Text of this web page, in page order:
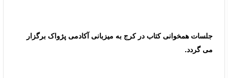
جلسات همخوانی کتاب در کرج به میزبانی آکادمی پژواک برگزار
می گردد.